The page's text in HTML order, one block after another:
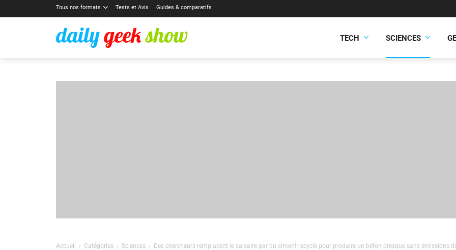
Tous nos formats Tests et Avis Guides & comparatifs
TECH SCIENCES
Accueil Catégories Sciences Des chercheurs remplacent le calcaire par du ciment recyclé pour produire un béton presque sans émissions